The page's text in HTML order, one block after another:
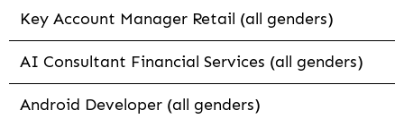
Key Account Manager Retail (all genders)
AI Consultant Financial Services (all genders)
Android Developer (all genders)